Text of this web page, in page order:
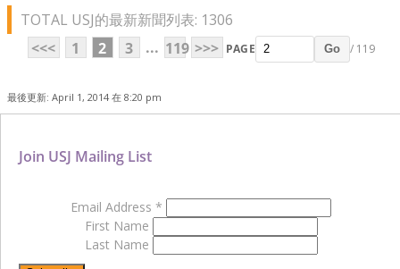
TOTAL USJ的最新新聞列表: 1306
<<<
1 2 3 ... 119 >>> PAGE Go / 119
最後更新: April 1, 2014 在 8:20 pm
Join USJ Mailing List
Email Address *
First Name
Last Name